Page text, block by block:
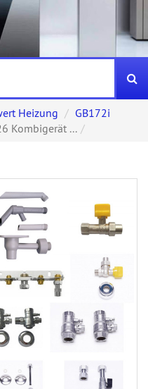
Heizung
GB172i
Kombigerät ...